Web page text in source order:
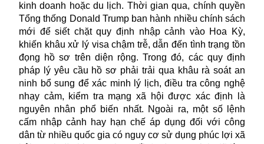
kinh doanh hoặc du lịch. Thời gian qua, chính quyền
Tổng thống Donald Trump ban hành nhiều chính sách
mới để siết chặt quy định nhập cảnh vào Hoa Kỳ,
khiến khâu xử lý visa chậm trễ, dẫn đến tình trạng tồn
đọng hồ sơ trên diện rộng. Trong đó, các quy định
pháp lý yêu cầu hồ sơ phải trải qua khâu rà soát an
ninh bổ sung để xác minh lý lịch, điều tra công nghệ
nhạy cảm, kiểm tra mạng xã hội được xác định là
nguyên nhân phổ biến nhất. Ngoài ra, một số lệnh
cấm nhập cảnh hay hạn chế áp dụng đối với công
dân từ nhiều quốc gia có nguy cơ sử dụng phúc lợi xã